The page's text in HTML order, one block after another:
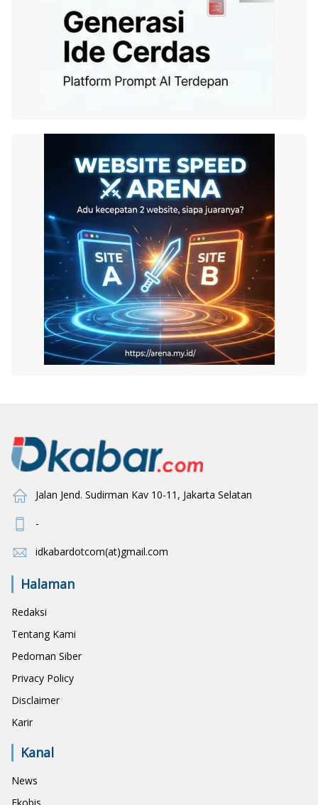
Jalan Jend. Sudirman Kav 10-11, Jakarta Selatan
-
idkabardotcom(at)gmail.com
Halaman
Redaksi
Tentang Kami
Pedoman Siber
Privacy Policy
Disclaimer
Karir
Kanal
News